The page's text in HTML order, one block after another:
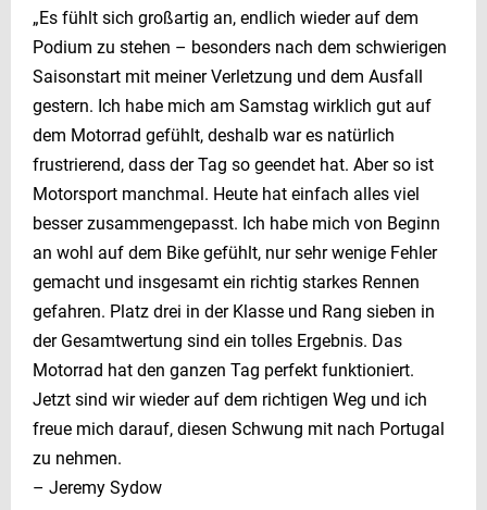
„Es fühlt sich großartig an, endlich wieder auf dem
Podium zu stehen – besonders nach dem schwierigen
Saisonstart mit meiner Verletzung und dem Ausfall
gestern. Ich habe mich am Samstag wirklich gut auf
dem Motorrad gefühlt, deshalb war es natürlich
frustrierend, dass der Tag so geendet hat. Aber so ist
Motorsport manchmal. Heute hat einfach alles viel
besser zusammengepasst. Ich habe mich von Beginn
an wohl auf dem Bike gefühlt, nur sehr wenige Fehler
gemacht und insgesamt ein richtig starkes Rennen
gefahren. Platz drei in der Klasse und Rang sieben in
der Gesamtwertung sind ein tolles Ergebnis. Das
Motorrad hat den ganzen Tag perfekt funktioniert.
Jetzt sind wir wieder auf dem richtigen Weg und ich
freue mich darauf, diesen Schwung mit nach Portugal
zu nehmen.
– Jeremy Sydow